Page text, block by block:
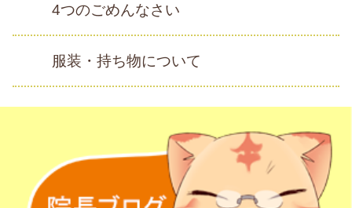
4つのごめんなさい
服装・持ち物について